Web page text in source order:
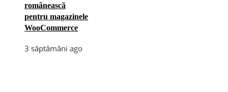
românească
pentru magazinele
WooCommerce
3 săptămâni ago